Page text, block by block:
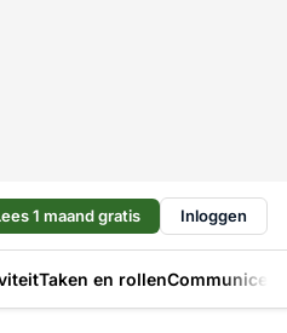
1 maand gratis Inloggen
Taken en rollen